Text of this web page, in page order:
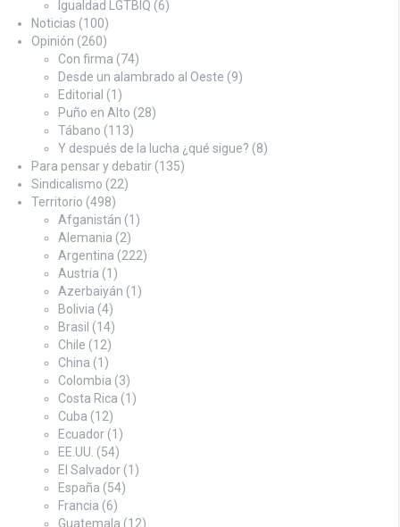
Igualdad LGTBIQ (6)
Noticias (100)
Opinión (260)
Con firma (74)
Desde un alambrado al Oeste (9)
Editorial (1)
Puño en Alto (28)
Tábano (113)
Y después de la lucha ¿qué sigue? (8)
Para pensar y debatir (135)
Sindicalismo (22)
Territorio (498)
Afganistán (1)
Alemania (2)
Argentina (222)
Austria (1)
Azerbaiyán (1)
Bolivia (4)
Brasil (14)
Chile (12)
China (1)
Colombia (3)
Costa Rica (1)
Cuba (12)
Ecuador (1)
EE.UU. (54)
El Salvador (1)
España (54)
Francia (6)
Guatemala (12)